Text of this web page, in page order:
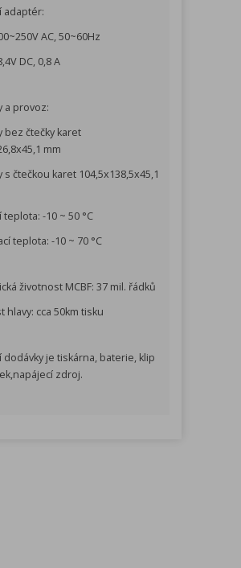
adaptér:
AC, 50~60Hz
DC, 0,8 A
a provoz:
bez čtečky karet
mm
s čtečkou karet 104,5x138,5x45,1
teplota: -10 ~ 50 °C
teplota: -10 ~ 70 °C
životnost MCBF: 37 mil. řádků
hlavy: cca 50km tisku
dodávky je tiskárna, baterie, klip
zdroj.